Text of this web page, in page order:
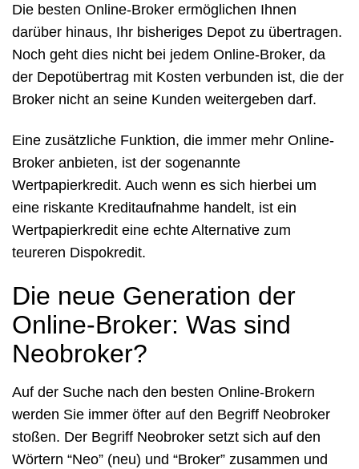
Die besten Online-Broker ermöglichen Ihnen
darüber hinaus, Ihr bisheriges Depot zu übertragen.
Noch geht dies nicht bei jedem Online-Broker, da
der Depotübertrag mit Kosten verbunden ist, die der
Broker nicht an seine Kunden weitergeben darf.
Eine zusätzliche Funktion, die immer mehr Online-
Broker anbieten, ist der sogenannte
Wertpapierkredit. Auch wenn es sich hierbei um
eine riskante Kreditaufnahme handelt, ist ein
Wertpapierkredit eine echte Alternative zum
teureren Dispokredit.
Die neue Generation der
Online-Broker: Was sind
Neobroker?
Auf der Suche nach den besten Online-Brokern
werden Sie immer öfter auf den Begriff Neobroker
stoßen. Der Begriff Neobroker setzt sich auf den
Wörtern “Neo” (neu) und “Broker” zusammen und